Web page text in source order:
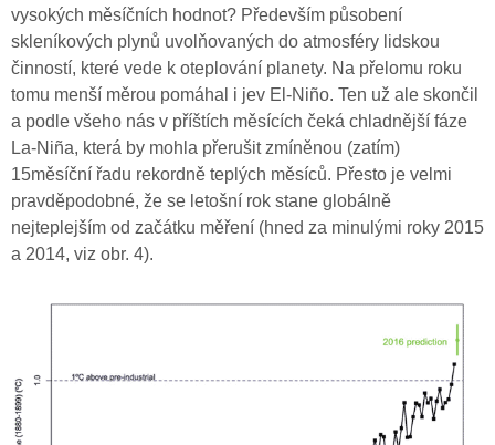
vysokých měsíčních hodnot? Především působení
skleníkových plynů uvolňovaných do atmosféry lidskou
činností, které vede k oteplování planety. Na přelomu roku
tomu menší měrou pomáhal i jev El-Niño. Ten už ale skončil
a podle všeho nás v příštích měsících čeká chladnější fáze
La-Niña, která by mohla přerušit zmíněnou (zatím)
15měsíční řadu rekordně teplých měsíců. Přesto je velmi
pravděpodobné, že se letošní rok stane globálně
nejteplejším od začátku měření (hned za minulými roky 2015
a 2014, viz obr. 4).